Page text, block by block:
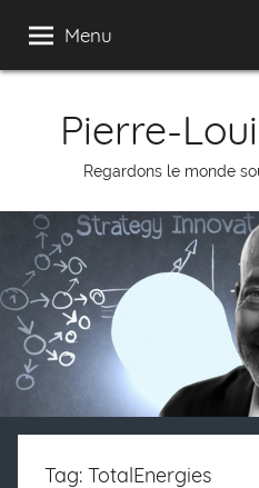
content
Menu
Pierre-
Regardons le monde
Tag: TotalEnergies